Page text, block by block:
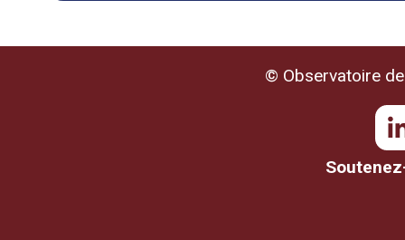
© Observatoire